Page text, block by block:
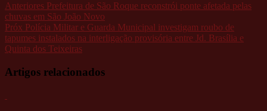
Anteriores Prefeitura de São Roque reconstrói ponte afetada pelas
chuvas em São João Novo
Próx Polícia Militar e Guarda Municipal investigam roubo de
tapumes instalados na interligação provisória entre Jd. Brasília e
Quinta dos Teixeiras
Artigos relacionados